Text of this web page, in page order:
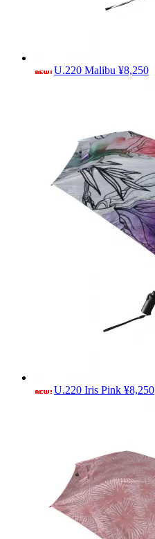
U.220 Malibu ¥8,250
U.220 Iris Pink ¥8,250